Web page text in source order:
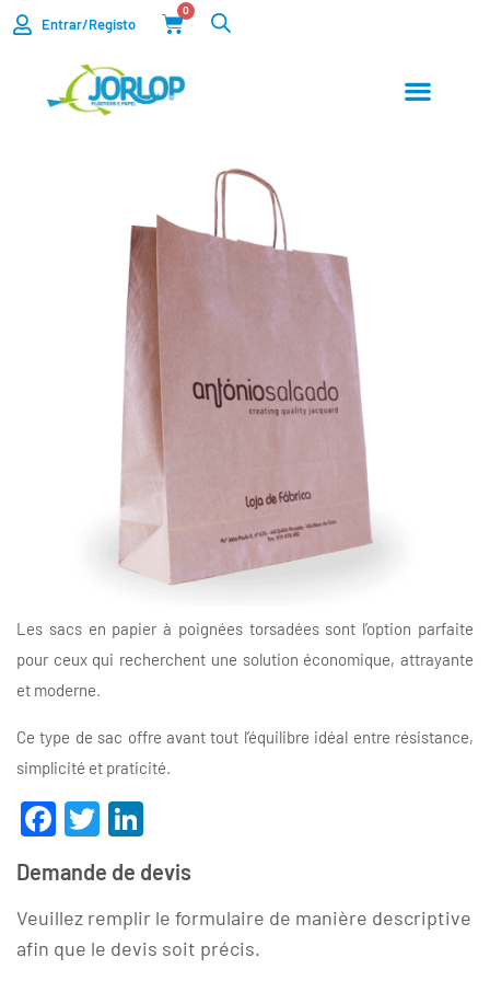
Entrar/Registo
0
Les sacs en papier à poignées torsadées sont l’option parfaite
pour ceux qui recherchent une solution économique, attrayante
et moderne.
Ce type de sac offre avant tout l’équilibre idéal entre résistance,
simplicité et praticité.
Facebook
Twitter
Demande de devis
Veuillez remplir le formulaire de manière descriptive
afin que le devis soit précis.